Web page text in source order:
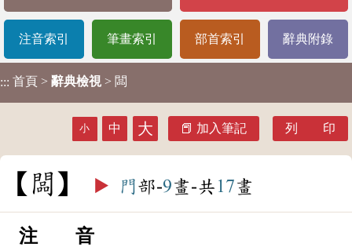
注音索引 筆畫索引 部首索引 辭典附錄
::: 首頁 > 辭典檢視 > 闆
小 中 大 加入筆記 列 印
闆 ▶️ 門部-9畫-共 17畫
注 音